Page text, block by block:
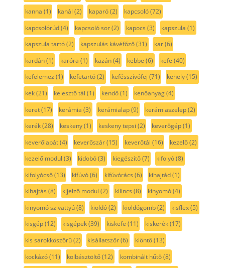
kanna (1) kanál (2) kaparó(2) kapcsoló(72)
kapcsolórúd(4) kapcsoló sor(2) kapocs (3) kapszula (1)
kapszula tartó(2) kapszulás kávéfőző(31) kar(6)
kardán(1) karóra (1) kazán(4) kebbe (6) kefe (40)
kefelemez (1) kefetartó(2) kefésszívófej (71) kehely(15)
kek(21) kelesztő tál (1) kendő(1) kenőanyag(4)
keret(17) kerámia (3) kerámialap(9) kerámiaszelep(2)
kerék(28) keskeny(1) keskeny tepsi (2) keverőgép(1)
keverőlapát(4) keverőszár(15) keverőtál (16) kezelő(2)
kezelő modul (3) kidobó(3) kiegészítő(7) kifolyó(8)
kifolyócső(13) kifúvó(6) kifúvórács (6) kihajtád(1)
kihajtás (8) kijelző modul (2) kilincs (8) kinyomó(4)
kinyomó szivattyú(8) kioldó(2) kioldógomb(2) kisflex(5)
kisgép(12) kisgépek(39) kiskefe (11) kiskerék(17)
kis sarokköszörű(2) kisállatszőr(6) kiöntő(13)
kockázó(11) kolbásztöltő(12) kombinált hűtő(8)